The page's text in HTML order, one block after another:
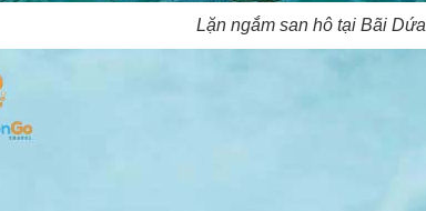
Lặn ngắm san hô tại Bãi Dứa